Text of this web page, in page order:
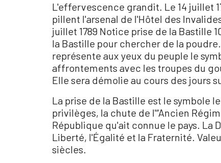
L'effervescence grandit. Le 14 juillet
pillent l'arsenal de l'Hôtel des
juillet 1789 Notice prise de la Bastille
la Bastille pour chercher de la
représente aux yeux du peuple le
affrontements avec les troupes du
Elle sera démolie au cours des jours
La prise de la Bastille est le symbole
privilèges, la chute de l'“Ancien
République qu'ait connue le pays. La
Liberté, l'Égalité et la Fraternité.
siècles.